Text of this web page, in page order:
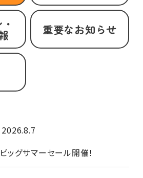
重要なお知らせ
2026.8.7
グサマーセール開催！